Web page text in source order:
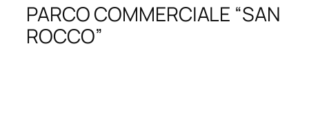
PARCO COMMERCIALE “SAN
ROCCO”